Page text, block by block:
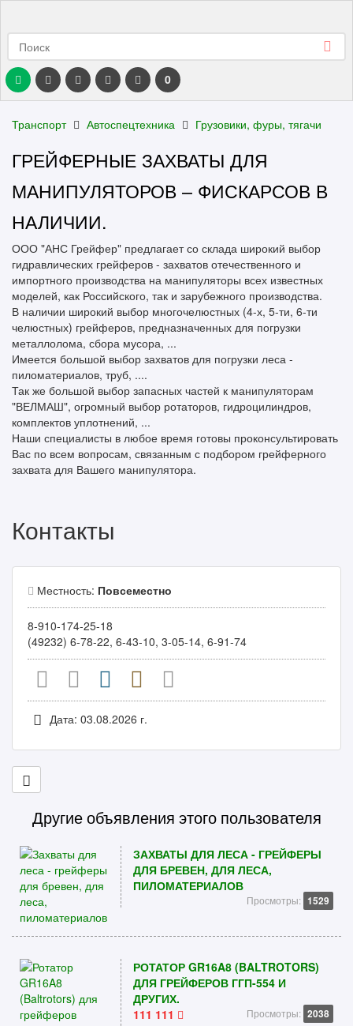
0
Транспорт Автоспецтехника Грузовики, фуры, тягачи
ГРЕЙФЕРНЫЕ ЗАХВАТЫ ДЛЯ
МАНИПУЛЯТОРОВ – ФИСКАРСОВ В
НАЛИЧИИ.
ООО "АНС Грейфер" предлагает со склада широкий выбор
гидравлических грейферов - захватов отечественного и
импортного производства на манипуляторы всех известных
моделей, как Российского, так и зарубежного производства.
В наличии широкий выбор многочелюстных (4-х, 5-ти, 6-ти
челюстных) грейферов, предназначенных для погрузки
металлолома, сбора мусора, ...
Имеется большой выбор захватов для погрузки леса -
пиломатериалов, труб, ....
Так же большой выбор запасных частей к манипуляторам
"ВЕЛМАШ", огромный выбор ротаторов, гидроцилиндров,
комплектов уплотнений, ...
Наши специалисты в любое время готовы проконсультировать
Вас по всем вопросам, связанным с подбором грейферного
захвата для Вашего манипулятора.
Контакты
Местность: Повсеместно
8-910-174-25-18
(49232) 6-78-22, 6-43-10, 3-05-14, 6-91-74
Дата: 03.08.2026 г.
Другие объявления этого пользователя
ЗАХВАТЫ ДЛЯ ЛЕСА - ГРЕЙФЕРЫ
ДЛЯ БРЕВЕН, ДЛЯ ЛЕСА,
ПИЛОМАТЕРИАЛОВ
Просмотры: 1529
РОТАТОР GR16A8 (BALTROTORS)
ДЛЯ ГРЕЙФЕРОВ ГГП-554 И
ДРУГИХ.
111 111
Просмотры: 2038